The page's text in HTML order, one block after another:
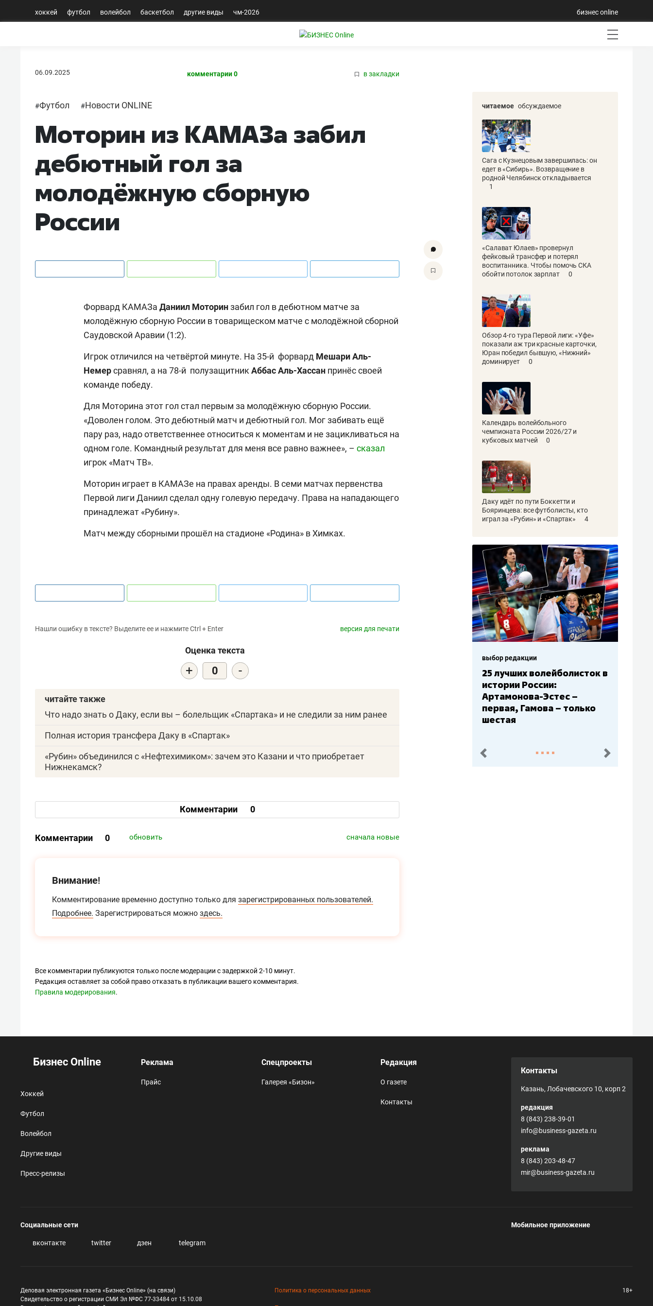
хоккей футбол волейбол баскетбол другие виды чм-2026 бизнес online
06.09.2025 комментарии 0 в закладки
#Футбол #Новости ONLINE
Моторин из КАМАЗа забил
дебютный гол за
молодёжную сборную
России
Форвард КАМАЗа Даниил Моторинзабил гол в дебютном матче за
молодёжную сборную России в товарищеском матче с молодёжной сборной
Саудовской Аравии (1:2).
Игрок отличился на четвёртой минуте. На 35-й форвард Мешари Аль-
Немерсравнял, а на 78-й полузащитник Аббас Аль-Хассан принёс своей
команде победу.
Для Моторина этот гол стал первым за молодёжную сборную России.
«Доволен голом. Это дебютный матч и дебютный гол. Мог забивать ещё
пару раз, надо ответственнее относиться к моментам и не зацикливаться на
одном голе. Командный результат для меня все равно важнее», – сказал
игрок «Матч ТВ».
Моторин играет в КАМАЗе на правах аренды. В семи матчах первенства
Первой лиги Даниил сделал одну голевую передачу. Права на нападающего
принадлежат «Рубину».
Матч между сборными прошёл на стадионе «Родина» в Химках.
Нашли ошибку в тексте? Выделите ее и нажмите Ctrl + Enter версия для печати
Оценка текста
+ 0 -
читайте также
Что надо знать о Даку, если вы – болельщик «Спартака» и не следили за ним ранее
Полная история трансфера Даку в «Спартак»
«Рубин» объединился с «Нефтехимиком»: зачем это Казани и что приобретает
Нижнекамск?
Комментарии 0
Комментарии 0 обновить сначала новые
Внимание!
Комментирование временно доступно только для зарегистрированных пользователей.
Подробнее. Зарегистрироваться можно здесь.
Все комментарии публикуются только после модерации с задержкой 2-10 минут.
Редакция оставляет за собой право отказать в публикации вашего комментария.
Правила модерирования.
читаемое обсуждаемое
Сага с Кузнецовым завершилась: он
едет в «Сибирь». Возвращение в
родной Челябинск откладывается
1
«Салават Юлаев» провернул
фейковый трансфер и потерял
воспитанника. Чтобы помочь СКА
обойти потолок зарплат
0
Обзор 4-го тура Первой лиги: «Уфе»
показали аж три красные карточки,
Юран победил бывшую, «Нижний»
доминирует
0
Календарь волейбольного
чемпионата России 2026/27 и
кубковых матчей
0
Даку идёт по пути Боккетти и
Бояринцева: все футболисты, кто
играл за «Рубин» и «Спартак»
4
выбор редакции
25 лучших волейболисток в
истории России:
Артамонова-Эстес –
первая, Гамова – только
шестая
пред. след.
Бизнес Online
Хоккей
Футбол
Волейбол
Другие виды
Пресс-релизы
Реклама
Прайс
Спецпроекты
Галерея «Бизон»
Редакция
О газете
Контакты
Контакты
Казань, Лобачевского 10, корп 2
редакция
8 (843) 238-39-01
info@business-gazeta.ru
реклама
8 (843) 203-48-47
mir@business-gazeta.ru
Социальные сети
вконтакте twitter дзен telegram
Мобильное приложение
Деловая электронная газета «Бизнес Online» (на связи)
Свидетельство о регистрации СМИ Эл №ФС 77-33484 от 15.10.08
Политика о персональных данных 18+